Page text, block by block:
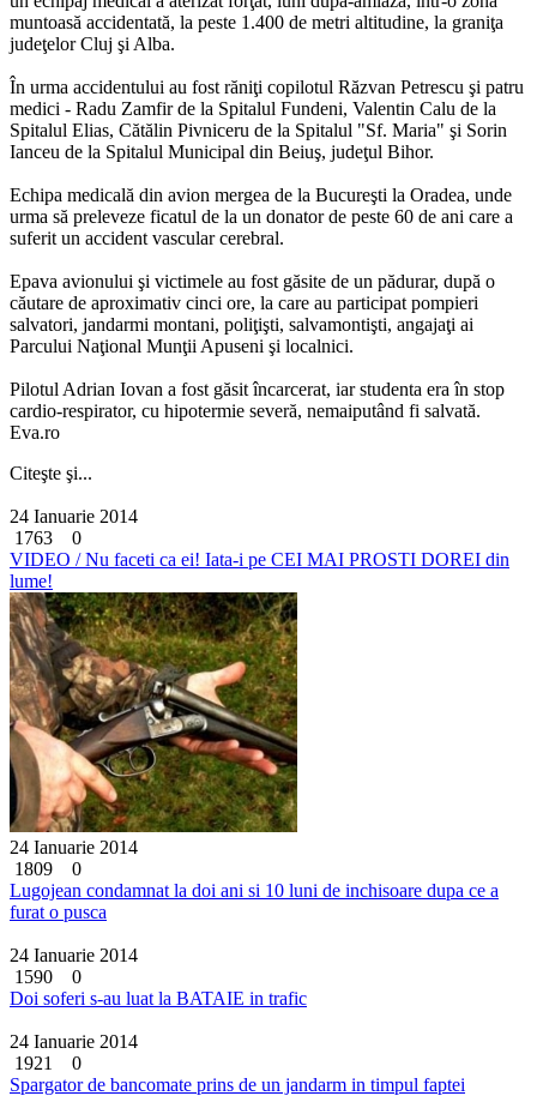
muntoasă accidentată, la peste 1.400 de metri altitudine, la graniţa
judeţelor Cluj şi Alba.
În urma accidentului au fost răniţi copilotul Răzvan Petrescu şi patru
medici - Radu Zamfir de la Spitalul Fundeni, Valentin Calu de la
Spitalul Elias, Cătălin Pivniceru de la Spitalul "Sf. Maria" şi Sorin
Ianceu de la Spitalul Municipal din Beiuş, judeţul Bihor.
Echipa medicală din avion mergea de la Bucureşti la Oradea, unde
urma să preleveze ficatul de la un donator de peste 60 de ani care a
suferit un accident vascular cerebral.
Epava avionului şi victimele au fost găsite de un pădurar, după o
căutare de aproximativ cinci ore, la care au participat pompieri
salvatori, jandarmi montani, poliţişti, salvamontişti, angajaţi ai
Parcului Naţional Munţii Apuseni şi localnici.
Pilotul Adrian Iovan a fost găsit încarcerat, iar studenta era în stop
cardio-respirator, cu hipotermie severă, nemaiputând fi salvată.
Eva.ro
Citeşte şi...
24 Ianuarie 2014
1763
0
VIDEO / Nu faceti ca ei! Iata-i pe CEI MAI PROSTI DOREI din
lume!
24 Ianuarie 2014
1809
0
Lugojean condamnat la doi ani si 10 luni de inchisoare dupa ce a
furat o pusca
24 Ianuarie 2014
1590
0
Doi soferi s-au luat la BATAIE in trafic
24 Ianuarie 2014
1921
0
Spargator de bancomate prins de un jandarm in timpul faptei